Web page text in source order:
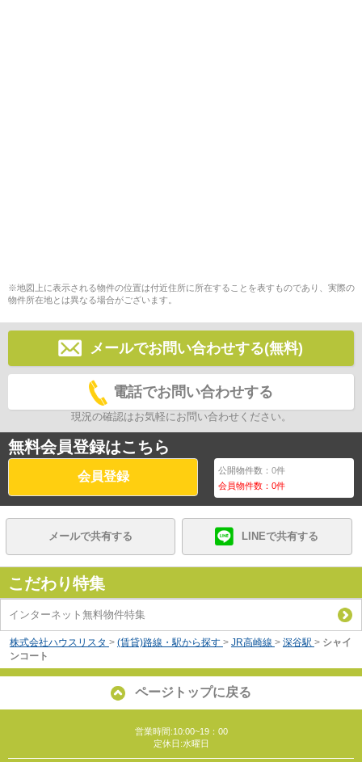
※地図上に表示される物件の位置は付近住所に所在することを表すものであり、実際の
物件所在地とは異なる場合がございます。
メールでお問い合わせする(無料)
電話でお問い合わせする
現況の確認はお気軽にお問い合わせください。
無料会員登録はこちら
会員登録 公開物件数：0件
会員物件数：0件
メールで共有する LINEで共有する
こだわり特集
インターネット無料物件特集
株式会社ハウスリスタ > (賃貸)路線・駅から探す > JR高崎線 > 深谷駅 > シャイ
ンコート
ページトップに戻る
営業時間:10:00~19：00
定休日:水曜日